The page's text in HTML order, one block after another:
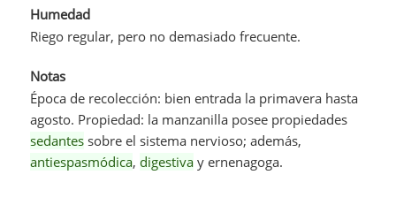
Humedad
Riego regular, pero no demasiado frecuente.
Notas
Época de recolección: bien entrada la primavera hasta
agosto. Propiedad: la manzanilla posee propiedades
sedantes sobre el sistema nervioso; además,
antiespasmódica, digestiva y ernenagoga.